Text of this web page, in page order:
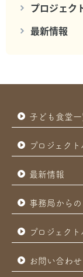
プロジェク
最新情報
子ども食堂一
プロジェク
最新情報
事務局から
プロジェク
お問い合わせ